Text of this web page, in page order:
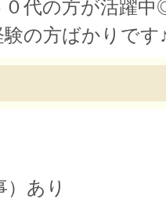
０代の方が活躍
の方ばかりです
あり